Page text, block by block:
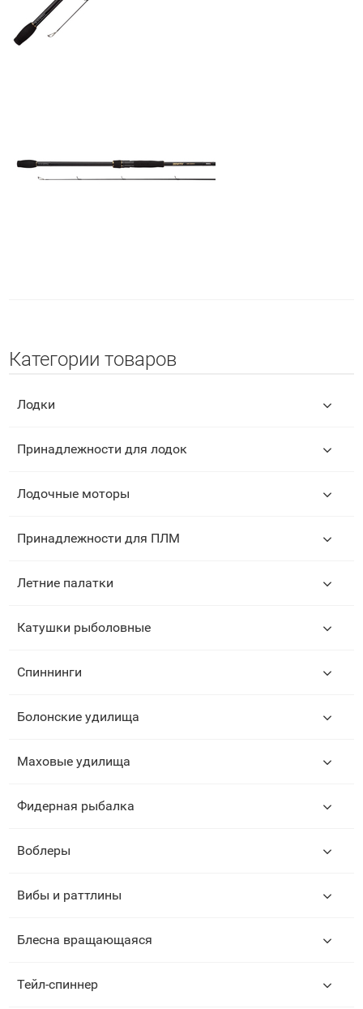
Категории товаров
Лодки
Принадлежности для лодок
Лодочные моторы
Принадлежности для ПЛМ
Летние палатки
Катушки рыболовные
Спиннинги
Болонские удилища
Маховые удилища
Фидерная рыбалка
Воблеры
Вибы и раттлины
Блесна вращающаяся
Тейл-спиннер